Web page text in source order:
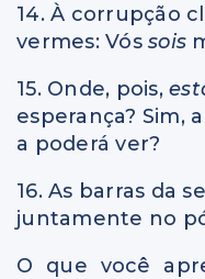
14. À corrupção
vermes: Vós sois
15. Onde, pois,
esperança? Sim,
a poderá ver?
16. As barras da
juntamente no
O que você